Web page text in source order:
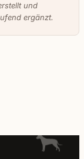
und
ergänzt.